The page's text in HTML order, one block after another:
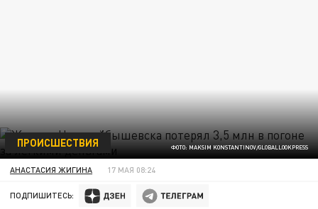
ФОТО: MAKSIM KONSTANTINOV/GLOBALLOOKPRESS
ПРОИСШЕСТВИЯ
АНАСТАСИЯ ЖИГИНА 17 МАЯ 08:24
ПОДПИШИТЕСЬ: